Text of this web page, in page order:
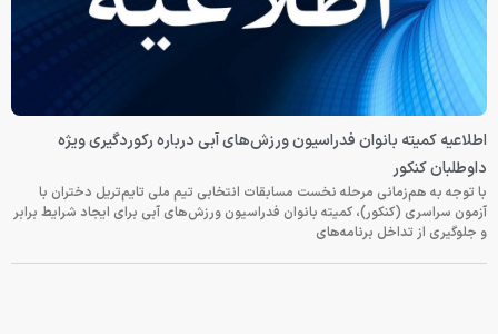
اطلاعیه کمیته بانوان فدراسیون ورزش‌های آبی درباره رکوردگیری ویژه
داوطلبان کنکور
با توجه به هم‌زمانی مرحله نخست مسابقات انتخابی تیم ملی تایم‌تریل دختران با
آزمون سراسری (کنکور)، کمیته بانوان فدراسیون ورزش‌های آبی برای ایجاد شرایط برابر
و جلوگیری از تداخل برنامه‌های